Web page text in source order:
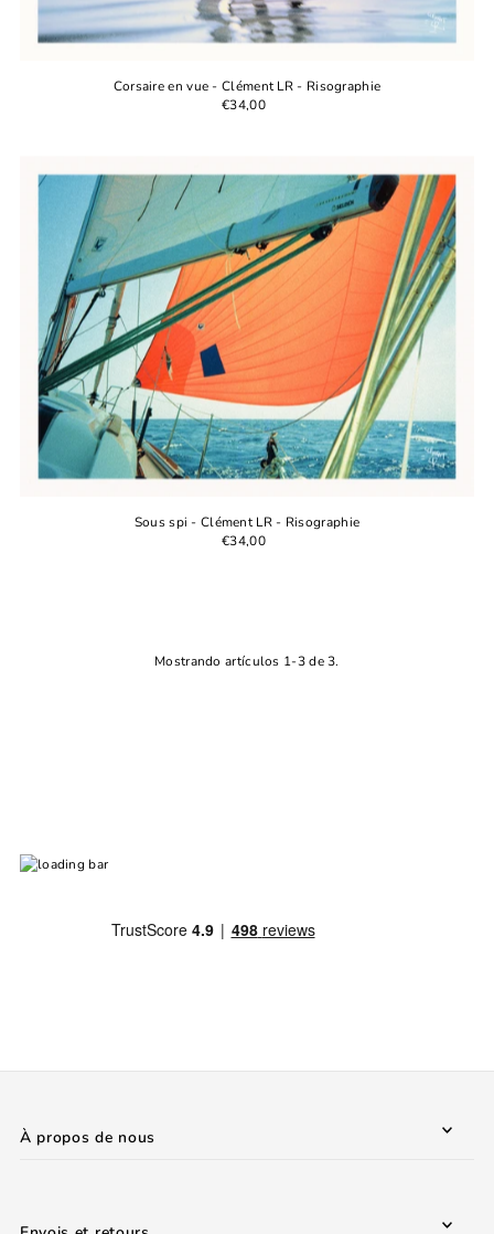
Corsaire en vue - Clément LR - Risographie
€34,00
Sous spi - Clément LR - Risographie
€34,00
Mostrando artículos 1-3 de 3.
À propos de nous